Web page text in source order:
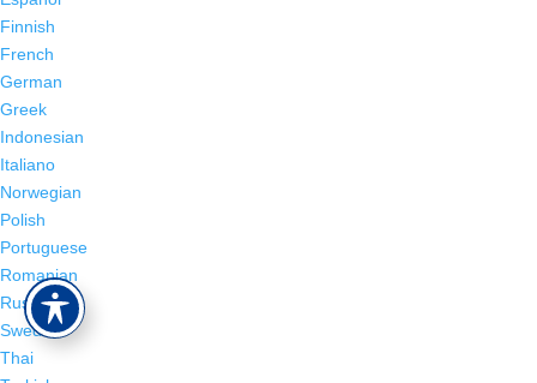
Finnish
French
German
Greek
Indonesian
Italiano
Norwegian
Polish
Portuguese
Romanian
Russian
Swedish
Thai